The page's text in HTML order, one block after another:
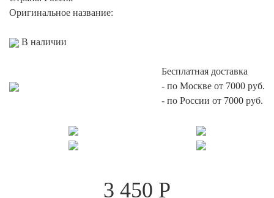
Оригинальное название:
В наличии
Бесплатная доставка
- по Москве от 7000 руб.
- по России от 7000 руб.
3 450 Р